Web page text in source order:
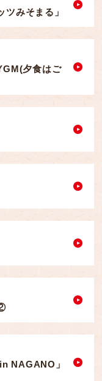
みそまる」
夕食はご
NAGANO」